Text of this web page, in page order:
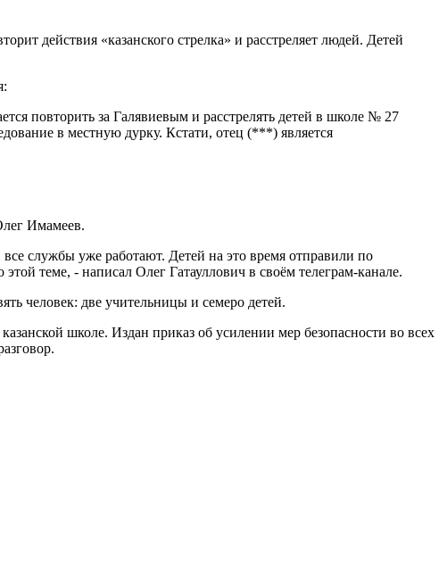
действия «казанского стрелка» и расстреляет людей. Детей
повторить за Галявиевым и расстрелять детей в школе № 27
в местную дурку. Кстати, отец (***) является
Имамеев.
службы уже работают. Детей на это время отправили по
теме, - написал Олег Гатауллович в своём телеграм-канале.
человек: две учительницы и семеро детей.
школе. Издан приказ об усилении мер безопасности во всех